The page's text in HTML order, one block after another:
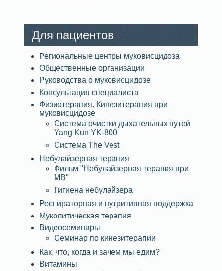
Для пациентов
Региональные центры муковисцидоза
Общественные организации
Руководства о муковисцидозе
Консультация специалиста
Физиотерапия. Кинезитерапия при
муковисцидозе
Система очистки дыхательных путей
Yang Kun YK-800
Система The Vest
Небулайзерная терапия
Фильм "Небулайзерная терапия при
МВ"
Гигиена небулайзера
Респираторная и нутритивная поддержка
Муколитическая терапия
Видеосеминары
Семинар по кинезитерапии
Как, что, когда и зачем мы едим?
Витамины